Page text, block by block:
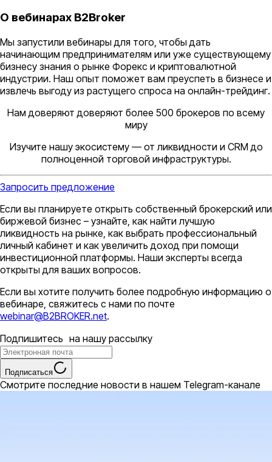
О вебинарах B2Broker
Мы запустили вебинары для того, чтобы дать
начинающим предпринимателям или уже существующему
бизнесу знания о рынке Форекс и криптовалютной
индустрии. Наш опыт поможет вам преуспеть в бизнесе и
извлечь выгоду из растущего спроса на онлайн-трейдинг.
Нам доверяют доверяют более 500 брокеров по всему
миру
Изучите нашу экосистему — от ликвидности и CRM до
полноценной торговой инфраструктуры.
Запросить предложение
Если вы планируете открыть собственный брокерский или
биржевой бизнес – узнайте, как найти лучшую
ликвидность на рынке, как выбрать профессиональный
личный кабинет и как увеличить доход при помощи
инвестиционной платформы. Наши эксперты всегда
открыты для ваших вопросов.
Если вы хотите получить более подробную информацию о
вебинаре, свяжитесь с нами по почте
webinar@B2BROKER.net.
Подпишитесь на нашу рассылку
Подписаться
Смотрите последние новости в нашем Telegram-канале